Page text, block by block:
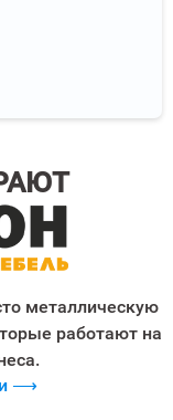
металлическую
работают на
⟶